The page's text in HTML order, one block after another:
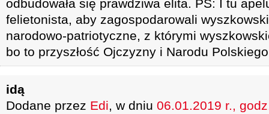
odbudowała się prawdziwa elita. PS: I tu
felietonista, aby zagospodarowali
narodowo-patriotyczne, z którymi
bo to przyszłość Ojczyzny i Narodu
idą
Dodane przez Edi, w dniu 06.01.2019 r.,